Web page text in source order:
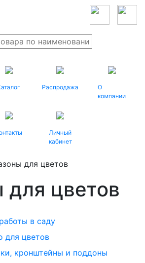
Распродажа
О
компании
Личный
кабинет
для цветов
для цветов
в саду
для цветов
кронштейны и поддоны